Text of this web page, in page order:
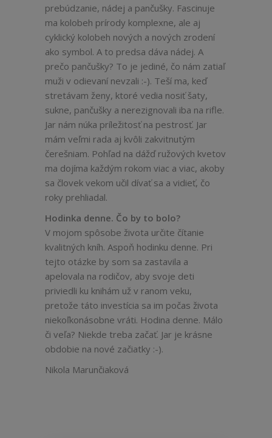
prebúdzanie, nádej a pančušky. Fascinuje
ma kolobeh prírody komplexne, ale aj
cyklický kolobeh nových a nových zrodení
ako symbol. A to predsa dáva nádej. A
prečo pančušky? To je jediné, čo nám zatiaľ
muži v odievaní nevzali :-). Teší ma, keď
stretávam ženy, ktoré vedia nosiť šaty,
sukne, pančušky a nerezignovali iba na rifle.
Jar nám núka príležitosť na pestrosť. Jar
mám veľmi rada aj kvôli zakvitnutým
čerešniam. Pohľad na dážď ružových kvetov
ma dojíma každým rokom viac a viac, akoby
sa človek vekom učil dívať sa a vidieť, čo
roky prehliadal.
Hodinka denne. Čo by to bolo?
V mojom spôsobe života určite čítanie
kvalitných kníh. Aspoň hodinku denne. Pri
tejto otázke by som sa zastavila a
apelovala na rodičov, aby svoje deti
priviedli ku knihám už v ranom veku,
pretože táto investícia sa im počas života
niekoľkonásobne vráti. Hodina denne. Málo
či veľa? Niekde treba začať. Jar je krásne
obdobie na nové začiatky :-).
Nikola Marunčiaková